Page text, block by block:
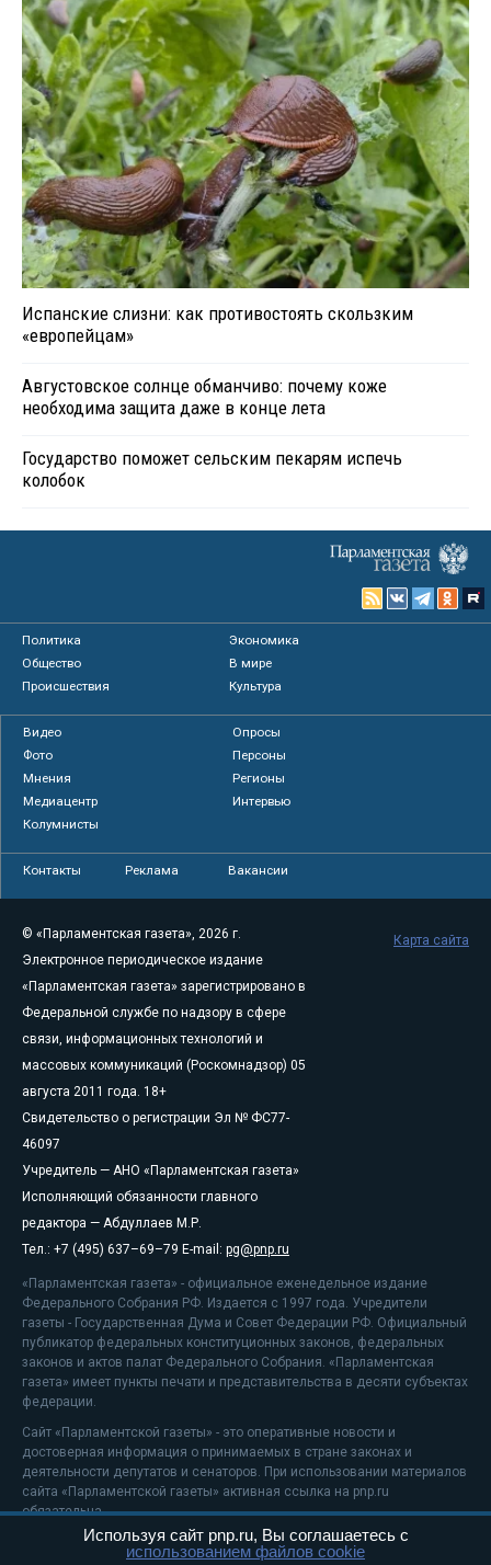
Испанские слизни: как противостоять скользким
«европейцам»
Августовское солнце обманчиво: почему коже
необходима защита даже в конце лета
Государство поможет сельским пекарям испечь
колобок
Политика
Экономика
Общество
В мире
Происшествия
Культура
Видео
Опросы
Фото
Персоны
Мнения
Регионы
Медиацентр
Интервью
Колумнисты
Контакты Реклама Вакансии
© «Парламентская газета», 2026 г.
Электронное периодическое издание
«Парламентская газета» зарегистрировано в
Федеральной службе по надзору в сфере
связи, информационных технологий и
массовых коммуникаций (Роскомнадзор) 05
августа 2011 года. 18+
Свидетельство о регистрации Эл № ФС77-
46097
Учредитель — АНО «Парламентская газета»
Исполняющий обязанности главного
редактора — Абдуллаев М.Р.
Тел.: +7 (495) 637–69–79 E-mail: pg@pnp.ru
«Парламентская газета» - официальное еженедельное издание
Федерального Собрания РФ. Издается с 1997 года. Учредители
газеты - Государственная Дума и Совет Федерации РФ. Официальный
публикатор федеральных конституционных законов, федеральных
законов и актов палат Федерального Собрания. «Парламентская
газета» имеет пункты печати и представительства в десяти субъектах
федерации.
Сайт «Парламентской газеты» - это оперативные новости и
достоверная информация о принимаемых в стране законах и
деятельности депутатов и сенаторов. При использовании материалов
сайта «Парламентской газеты» активная ссылка на pnp.ru
обязательна.
На информационном ресурсе применяютсярекомендательные
Карта сайта
Используя сайт pnp.ru, Вы соглашаетесь с
использованием файлов cookie